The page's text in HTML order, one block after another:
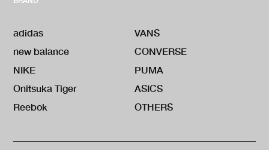
adidas
VANS
new balance
CONVERSE
NIKE
PUMA
Onitsuka Tiger
ASICS
Reebok
OTHERS